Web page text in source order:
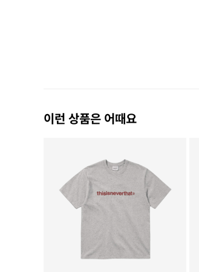
이런 상품은 어때요